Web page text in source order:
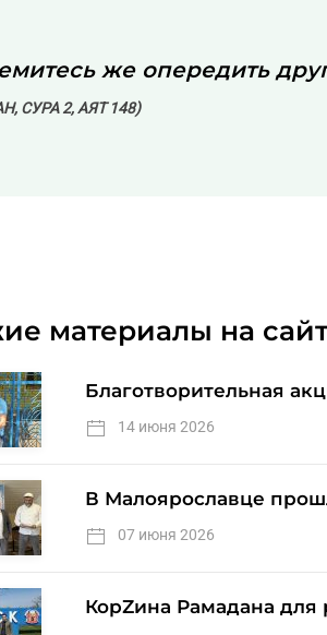
же опередить
СУРА 2, АЯТ 148)
материалы на
Благотворительная
14 июня 2026
В Малоярославце
07 июня 2026
КорZина Рамадана для